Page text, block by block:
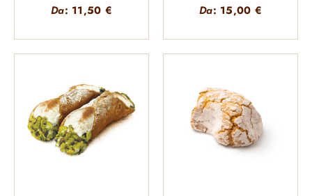
Da: 11,50 € Da: 15,00 €